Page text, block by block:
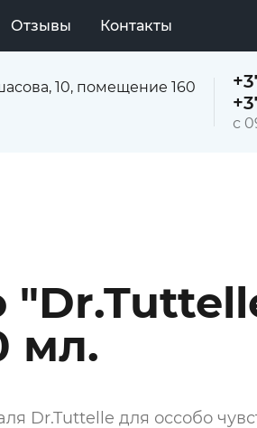
Отзывы Контакты
10, помещение 160
с
мл.
Dr.Tuttelle для оссобо